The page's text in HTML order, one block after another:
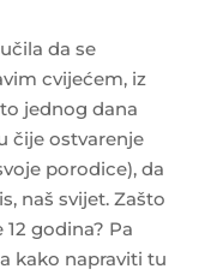
da se
cvijećem, iz
jednog dana
čije ostvarenje
porodice), da
naš svijet. Zašto
godina? Pa
kako napraviti tu